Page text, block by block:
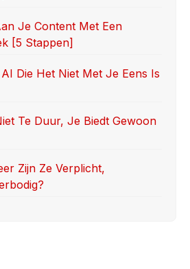
Je Content Met Een
[5 Stappen]
Die Het Niet Met Je Eens Is
Te Duur, Je Biedt Gewoon
Zijn Ze Verplicht,